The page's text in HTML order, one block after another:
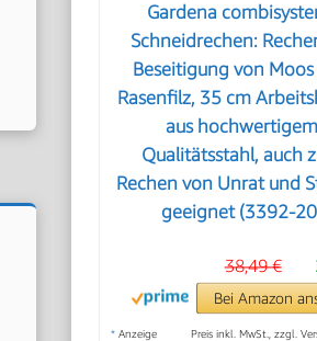
Gardena
Schneidrechen:
Beseitigung von Moos
Rasenfilz, 35 cm
aus hochwertigem
Qualitätsstahl, auch
Rechen von Unrat und
geeignet (3392-
38,49 €
Bei Amazon
* Anzeige Preis inkl. MwSt., zzgl.